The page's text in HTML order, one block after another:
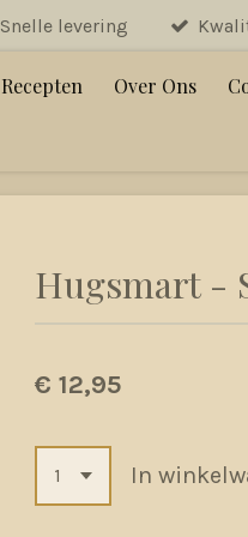
Snelle levering
Recepten Over Ons
Hugsmart -
€ 12,95
In